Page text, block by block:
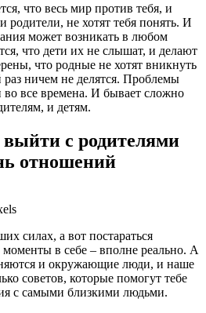
что весь мир против тебя, и
родители, не хотят тебя понять. И
может возникать в любом
что дети их не слышат, и делают
что родные не хотят вникнуть
ничем не делятся. Проблемы
все времена. И бывает сложно
и детям.
с родителями
отношений
силах, а вот постараться
моменты в себе – вполне реально. А
и окружающие люди, и наше
советов, которые помогут тебе
с самыми близкими людьми.